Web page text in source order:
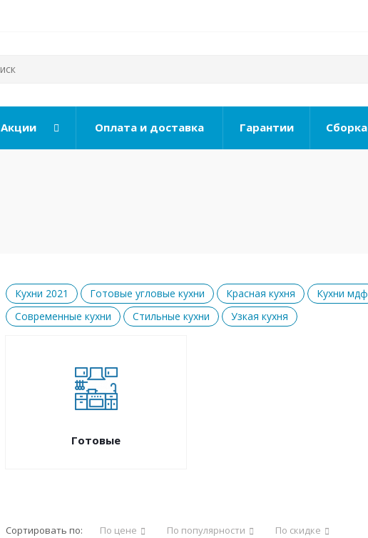
Акции Оплата и доставка Гарантии Сборка
Кухни 2021 Готовые угловые кухни Красная кухня Кухни мдф
Современные кухни
Стильные кухни Узкая кухня
Готовые
Сортировать по: По цене По популярности По скидке